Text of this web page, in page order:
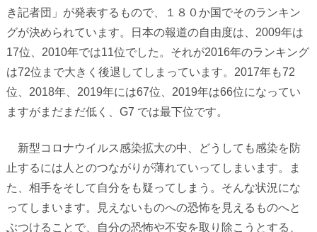
き記者団」が発表するもので、１８０か国でそのランキン
グが決められています。日本の報道の自由度は、 2009年は
17位、 2010年では11位でした。それが2016年のランキング
は72位まで大きく後退してしまっています。 2017年も72
位、 2018年、 2019年には67位、 2019年は66位になってい
ますがまだまだ低く、 G7 では最下位です。
新型コロナウイルス感染拡大の中、どうしても感染を防
止するには人とのつながりが薄れていってしまいます。ま
た、相手をそして自分をも疑ってしまう。そんな状況にな
ってしまいます。見えないものへの恐怖を見えるものへと
ぶつけることで、自分の恐怖や不安を取り除こうとする、